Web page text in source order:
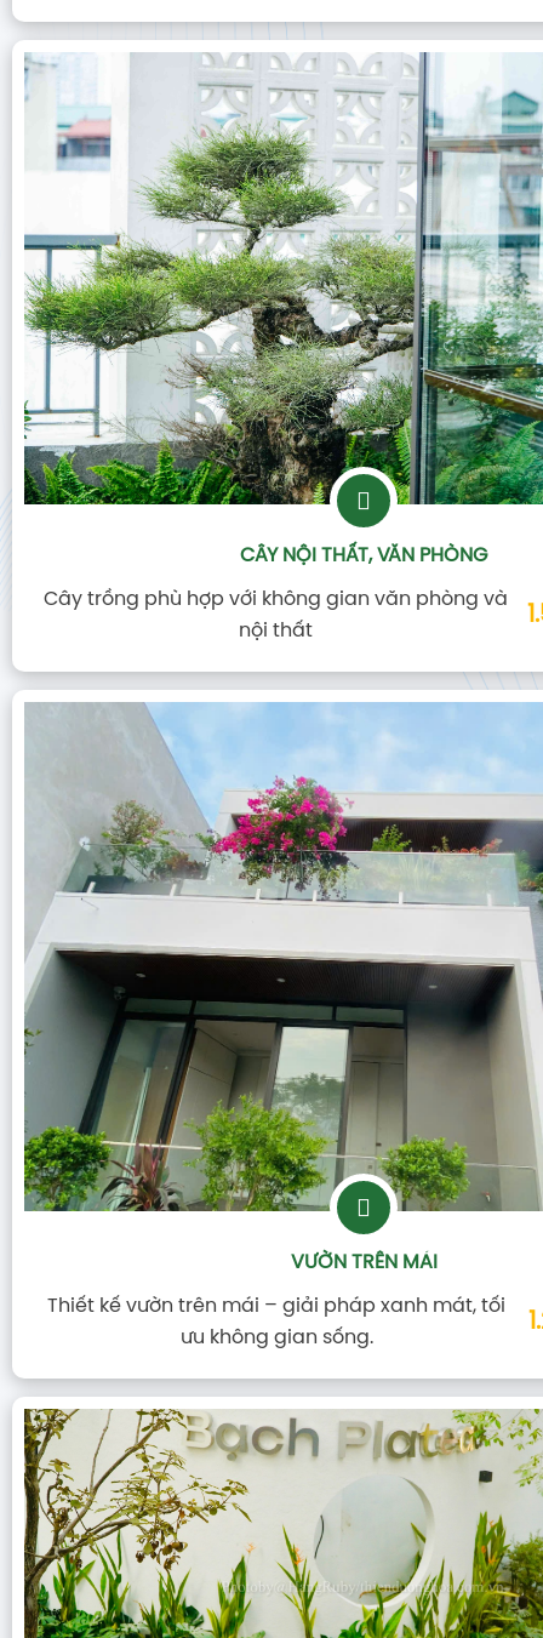
CÂY NỘI THẤT, VĂN PHÒNG
Cây trồng phù hợp với không gian văn phòng và
nội thất
VƯỜN TRÊN MÁI
Thiết kế vườn trên mái – giải pháp xanh mát, tối
ưu không gian sống.